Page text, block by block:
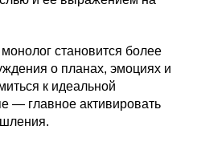
становится более
о планах, эмоциях и
к идеальной
— главное активировать